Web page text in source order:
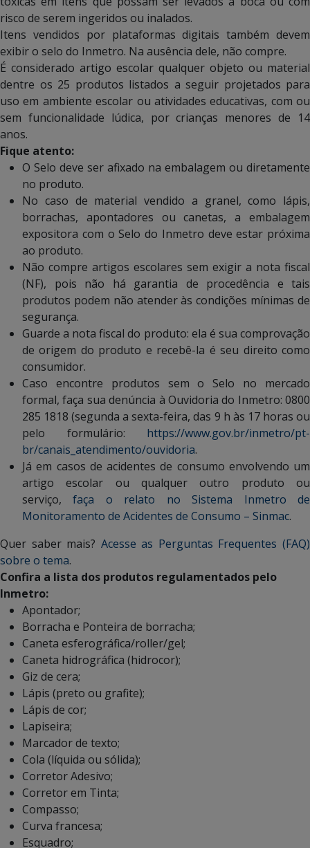
risco de serem ingeridos ou inalados.
Itens vendidos por plataformas digitais também devem
exibir o selo do Inmetro. Na ausência dele, não compre.
É considerado artigo escolar qualquer objeto ou material
dentre os 25 produtos listados a seguir projetados para
uso em ambiente escolar ou atividades educativas, com ou
sem funcionalidade lúdica, por crianças menores de 14
anos.
Fique atento:
O Selo deve ser afixado na embalagem ou diretamente
no produto.
No caso de material vendido a granel, como lápis,
borrachas, apontadores ou canetas, a embalagem
expositora com o Selo do Inmetro deve estar próxima
ao produto.
Não compre artigos escolares sem exigir a nota fiscal
(NF), pois não há garantia de procedência e tais
produtos podem não atender às condições mínimas de
segurança.
Guarde a nota fiscal do produto: ela é sua comprovação
de origem do produto e recebê-la é seu direito como
consumidor.
Caso encontre produtos sem o Selo no mercado
formal, faça sua denúncia à Ouvidoria do Inmetro: 0800
285 1818 (segunda a sexta-feira, das 9 h às 17 horas ou
pelo formulário: https://www.gov.br/inmetro/pt-
br/canais_atendimento/ouvidoria.
Já em casos de acidentes de consumo envolvendo um
artigo escolar ou qualquer outro produto ou
serviço,faça o relato no Sistema Inmetro de
Monitoramento de Acidentes de Consumo – Sinmac.
Quer saber mais? Acesse as Perguntas Frequentes (FAQ)
sobre o tema.
Confira a lista dos produtos regulamentados pelo
Inmetro:
Apontador;
Borracha e Ponteira de borracha;
Caneta esferográfica/roller/gel;
Caneta hidrográfica (hidrocor);
Giz de cera;
Lápis (preto ou grafite);
Lápis de cor;
Lapiseira;
Marcador de texto;
Cola (líquida ou sólida);
Corretor Adesivo;
Corretor em Tinta;
Compasso;
Curva francesa;
Esquadro;